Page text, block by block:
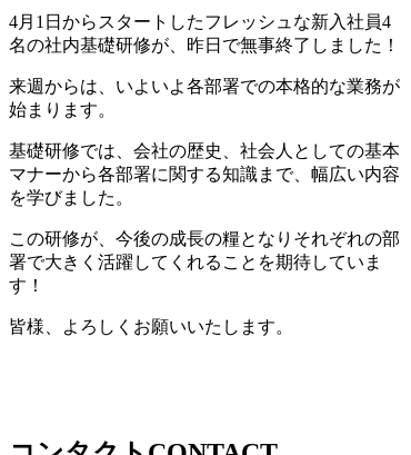
4月1日からスタートしたフレッシュな新入社員4
名の社内基礎研修が、昨日で無事終了しました！
来週からは、いよいよ各部署での本格的な業務が
始まります。
基礎研修では、会社の歴史、社会人としての基本
マナーから各部署に関する知識まで、幅広い内容
を学びました。
この研修が、今後の成長の糧となりそれぞれの部
署で大きく活躍してくれることを期待していま
す！
皆様、よろしくお願いいたします。